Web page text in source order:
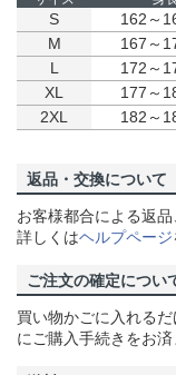
S 162～
M
167～
L
172～
XL
177～
2XL
182～
返品・交換について
お客様都合による返
詳しくはヘルプページ
ご注文の確定につい
買い物かごに入れる
にご購入手続きをお済